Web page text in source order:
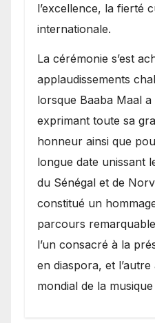
l’excellence, la fierté
internationale.
​La cérémonie s’est
applaudissements
lorsque Baaba Maal
exprimant toute sa
honneur ainsi que
longue date unissant
du Sénégal et de
constitué un
parcours
l’un consacré à la
en diaspora, et
mondial de la